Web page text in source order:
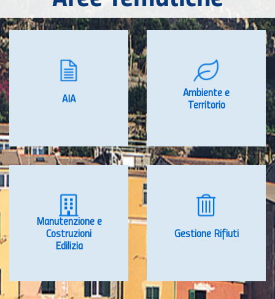
AIA
Ambiente e
Territorio
Manutenzione e
Costruzioni
Edilizia
Gestione Rifiuti